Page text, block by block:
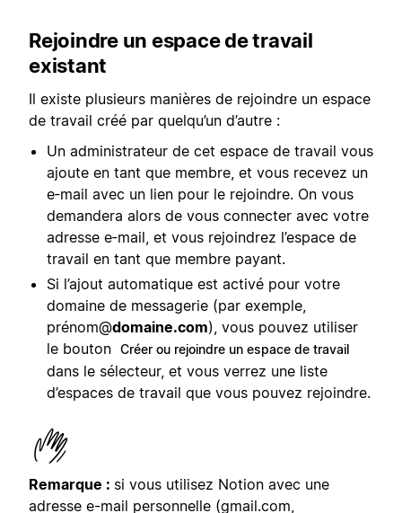
Rejoindre un espace de travail
existant
Il existe plusieurs manières de rejoindre un espace
de travail créé par quelqu’un d’autre :
Un administrateur de cet espace de travail vous
ajoute en tant que membre, et vous recevez un
e‑mail avec un lien pour le rejoindre. On vous
demandera alors de vous connecter avec votre
adresse e‑mail, et vous rejoindrez l’espace de
travail en tant que membre payant.
Si l’ajout automatique est activé pour votre
domaine de messagerie (par exemple,
prénom@domaine.com), vous pouvez utiliser
le bouton Créer ou rejoindre un espace de travail
dans le sélecteur, et vous verrez une liste
d’espaces de travail que vous pouvez rejoindre.
Remarque : si vous utilisez Notion avec une
adresse e-mail personnelle (gmail.com,